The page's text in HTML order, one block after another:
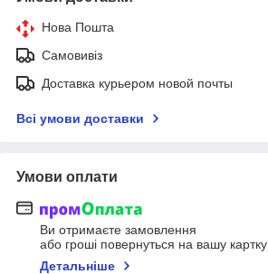
Нова Пошта
Самовивіз
Доставка курьером новой почты
Всі умови доставки
Умови оплати
Ви отримаєте замовлення
або гроші повернуться на вашу картку
Детальніше